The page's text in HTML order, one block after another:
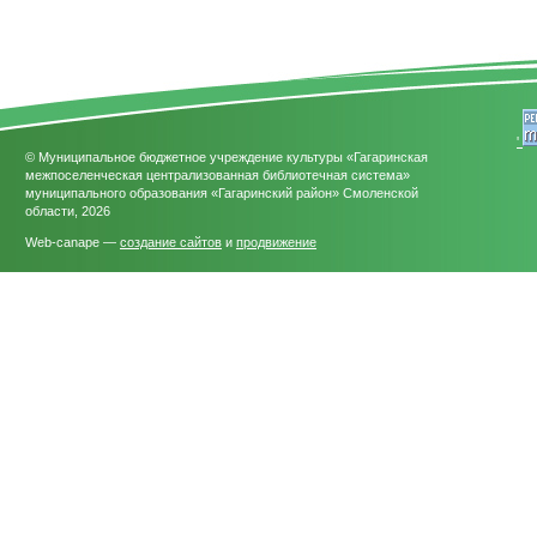
© Муниципальное бюджетное учреждение культуры «Гагаринская
межпоселенческая централизованная библиотечная система»
муниципального образования «Гагаринский район» Смоленской
области, 2026
Web-canape — создание сайтов и продвижение
'